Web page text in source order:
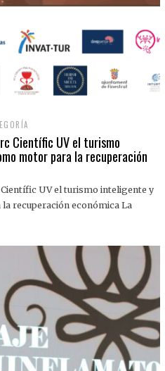
Científic UV el turismo
motor para la recuperación
UV el turismo inteligente y
recuperación económica La